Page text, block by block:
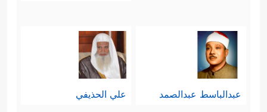
عبدالباسط عبدالصمد علي الحذيفي